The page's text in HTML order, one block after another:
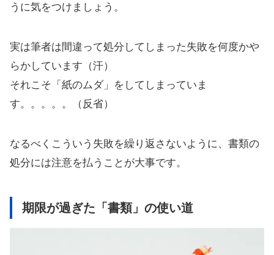
うに気をつけましょう。
実は筆者は間違って処分してしまった失敗を何度かや
らかしています（汗）
それこそ「紙のムダ」をしてしまっていま
す。。。。。（反省）
なるべくこういう失敗を繰り返さないように、書類の
処分には注意を払うことが大事です。
期限が過ぎた「書類」の使い道